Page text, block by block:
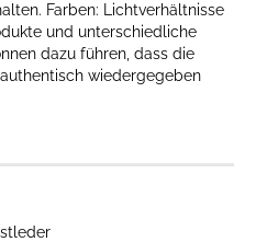
Farben: Lichtverhältnisse
und unterschiedliche
dazu führen, dass die
wiedergegeben